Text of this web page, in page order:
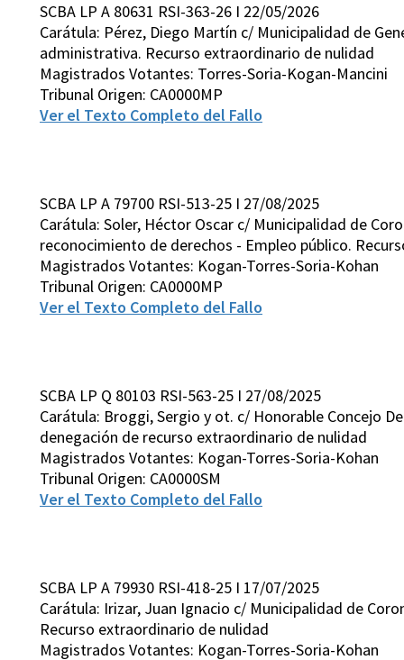
SCBA LP A 80631 RSI-363-26 I 22/05/2026
Carátula: Pérez, Diego Martín c/ Municipalidad de
administrativa. Recurso extraordinario de nulidad
Magistrados Votantes: Torres-Soria-Kogan-Mancini
Tribunal Origen: CA0000MP
Ver el Texto Completo del Fallo
SCBA LP A 79700 RSI-513-25 I 27/08/2025
Carátula: Soler, Héctor Oscar c/ Municipalidad de
reconocimiento de derechos - Empleo público.
Magistrados Votantes: Kogan-Torres-Soria-Kohan
Tribunal Origen: CA0000MP
Ver el Texto Completo del Fallo
SCBA LP Q 80103 RSI-563-25 I 27/08/2025
Carátula: Broggi, Sergio y ot. c/ Honorable Concejo
denegación de recurso extraordinario de nulidad
Magistrados Votantes: Kogan-Torres-Soria-Kohan
Tribunal Origen: CA0000SM
Ver el Texto Completo del Fallo
SCBA LP A 79930 RSI-418-25 I 17/07/2025
Carátula: Irizar, Juan Ignacio c/ Municipalidad de
Recurso extraordinario de nulidad
Magistrados Votantes: Kogan-Torres-Soria-Kohan